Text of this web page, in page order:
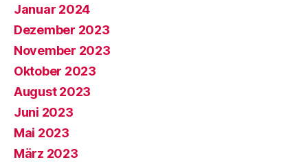
Januar 2024
Dezember 2023
November 2023
Oktober 2023
August 2023
Juni 2023
Mai 2023
März 2023